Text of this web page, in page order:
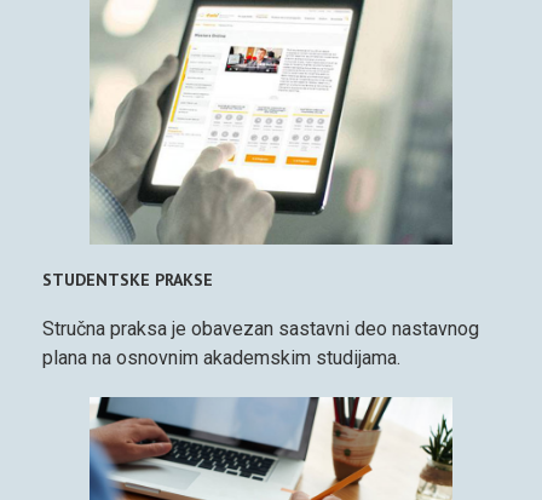
STUDENTSKE PRAKSE
Stručna praksa je obavezan sastavni deo nastavnog
plana na osnovnim akademskim studijama.